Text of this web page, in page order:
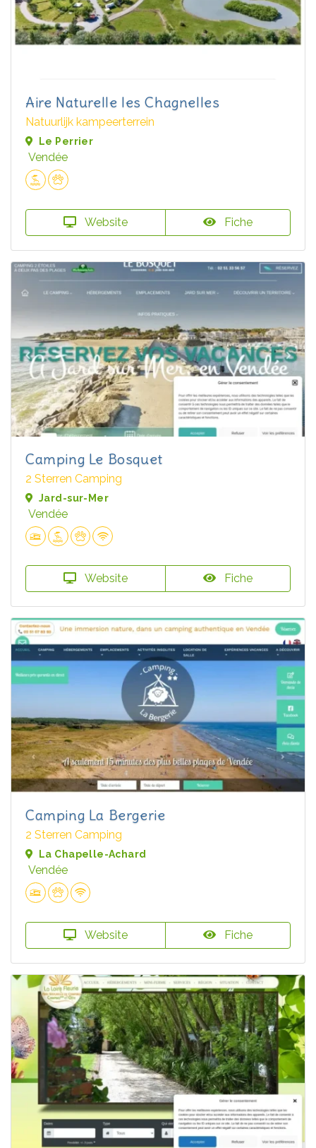
Aire Naturelle les Chagnelles
Natuurlijk kampeerterrein
Le Perrier
Vendée
Website Fiche
Camping Le Bosquet
2 Sterren Camping
Jard-sur-Mer
Vendée
Website Fiche
Camping La Bergerie
2 Sterren Camping
La Chapelle-Achard
Vendée
Website Fiche